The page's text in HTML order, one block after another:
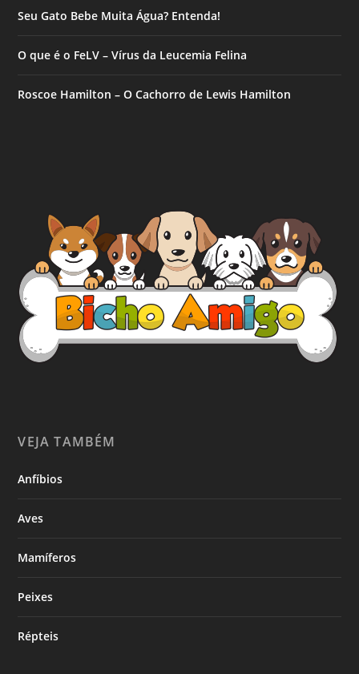
Seu Gato Bebe Muita Água? Entenda!
O que é o FeLV – Vírus da Leucemia Felina
Roscoe Hamilton – O Cachorro de Lewis Hamilton
VEJA TAMBÉM
Anfíbios
Aves
Mamíferos
Peixes
Répteis